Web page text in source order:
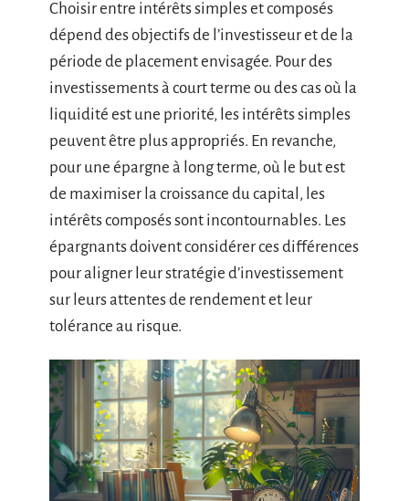
Choisir entre intérêts simples et composés
dépend des objectifs de l’investisseur et de la
période de placement envisagée. Pour des
investissements à court terme ou des cas où la
liquidité est une priorité, les intérêts simples
peuvent être plus appropriés. En revanche,
pour une épargne à long terme, où le but est
de maximiser la croissance du capital, les
intérêts composés sont incontournables. Les
épargnants doivent considérer ces différences
pour aligner leur stratégie d’investissement
sur leurs attentes de rendement et leur
tolérance au risque.